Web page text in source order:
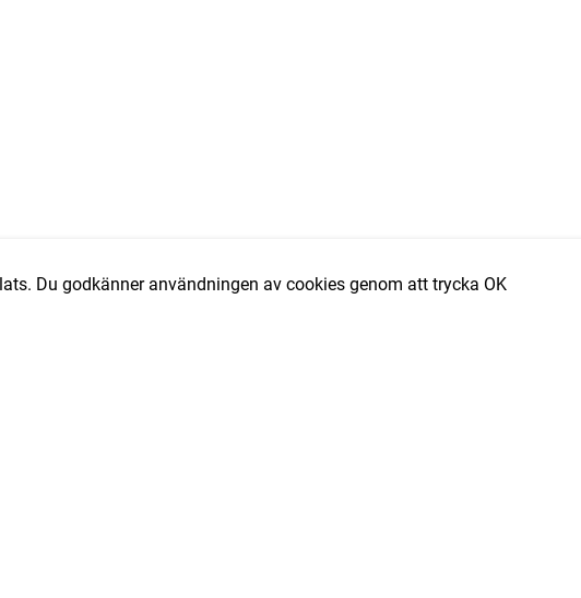
Du godkänner användningen av cookies genom att trycka OK